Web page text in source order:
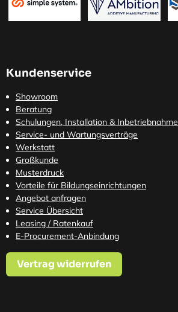
Kundenservice
Showroom
Beratung
Schulungen, Installation & Inbetriebnahme
Service- und Wartungsverträge
Werkstatt
Großkunde
Musterdruck
Vorteile für Bildungseinrichtungen
Angebot anfragen
Service Übersicht
Leasing / Ratenkauf
E-Procurement-Anbindung
Vertrag widerrufen